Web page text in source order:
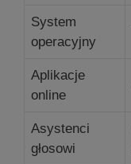
System
operacyjny
Aplikacje
online
Asystenci
głosowi